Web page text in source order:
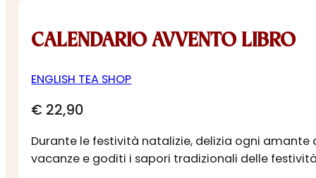
CALENDARIO AVVENTO LIBRO
ENGLISH TEA SHOP
€ 22,90
Durante le festività natalizie, delizia ogni amante
vacanze e goditi i sapori tradizionali delle